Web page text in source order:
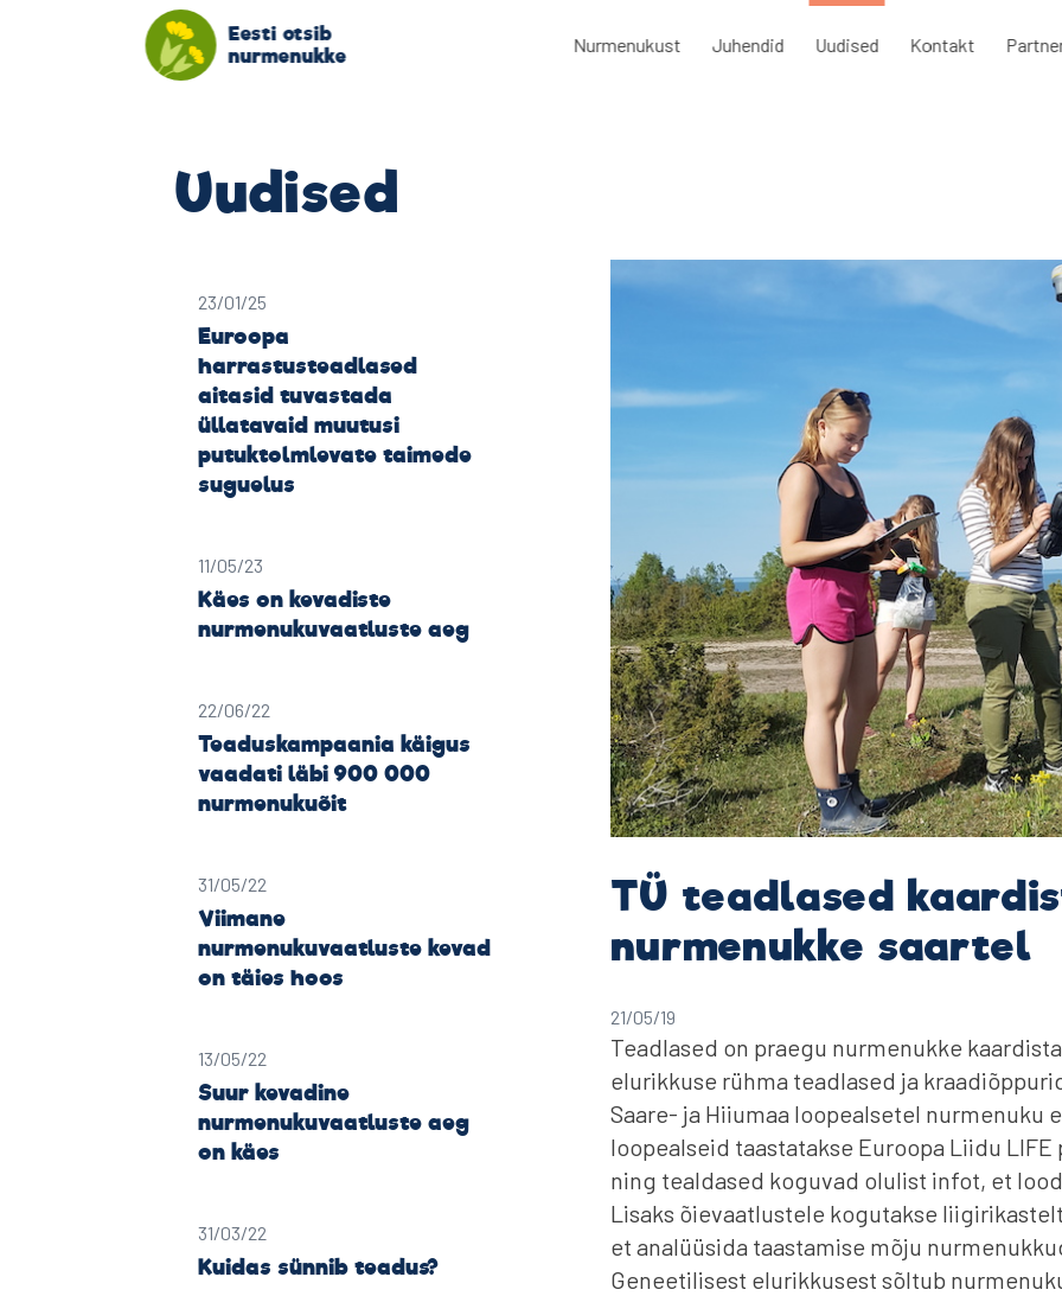
Eesti otsib
nurmenukke
Nurmenukust Juhendid Uudised Kontakt
Uudised
23/01/25
Euroopa
harrastusteadlased
aitasid tuvastada
üllatavaid muutusi
putuktolmlevate taimede
suguelus
11/05/23
Käes on kevadiste
nurmenukuvaatluste aeg
22/06/22
Teaduskampaania käigus
vaadati läbi 900 000
nurmenukuõit
31/05/22
Viimane
nurmenukuvaatluste kevad
on täies hoos
13/05/22
Suur kevadine
nurmenukuvaatluste aeg
on käes
31/03/22
Kuidas sünnib teadus?
TÜ teadlased
nurmenukke saartel
21/05/19
Teadlased on praegu nurmenukke
elurikkuse rühma teadlased ja
Saare- ja Hiiumaa loopealsetel nurmenuku
loopealseid taastatakse Euroopa Liidu LIFE
ning tealdased koguvad olulist infot, et
Lisaks õievaatlustele kogutakse
et analüüsida taastamise mõju
Geneetilisest elurikkusest sõltub